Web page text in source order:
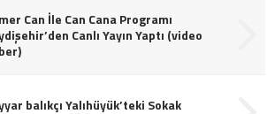
Can İle Can Cana Programı
Canlı Yayın Yaptı (video
balıkçı Yalıhüyük’teki Sokak